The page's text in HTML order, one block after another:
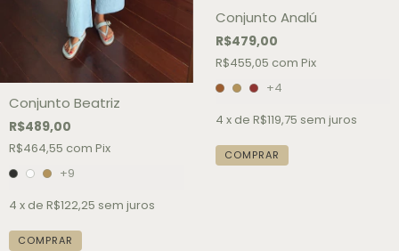
Conjunto Beatriz
R$489,00
R$464,55 com Pix
+9
4 x de R$122,25 sem juros
COMPRAR
Conjunto Analú
R$479,00
R$455,05 com Pix
+4
4 x de R$119,75 sem juros
COMPRAR